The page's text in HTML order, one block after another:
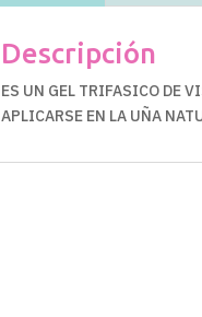
Descripción
ES UN GEL TRIFASICO DE
APLICARSE EN LA UÑA